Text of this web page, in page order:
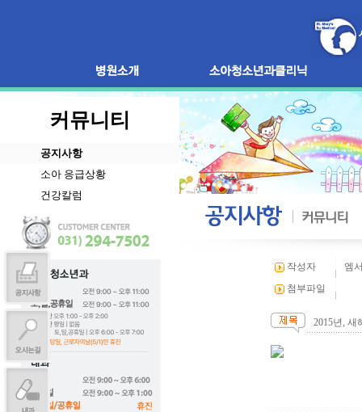
커뮤니티
공지사항
소아 응급상황
건강칼럼
작성자
엠
첨부파일
2015년, 새